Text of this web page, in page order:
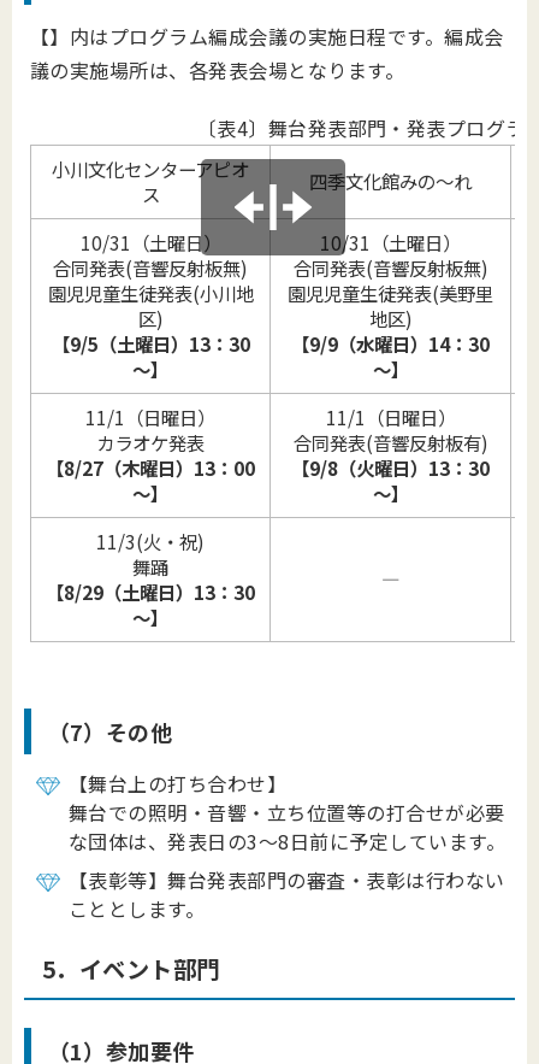
【】内はプログラム編成会議の実施日程です。編成会
議の実施場所は、各発表会場となります。
〔表4〕舞台発表部門・発表プログラ
小川文化センターアピオ
ス
四季文化館みの～れ
10/31（土曜日）
合同発表(音響反射板無)
園児児童生徒発表(小川地
区)
【9/5（土曜日）13：30
～】
10/31（土曜日）
合同発表(音響反射板無)
園児児童生徒発表(美野里
地区)
【9/9（水曜日）14：30
～】
11/1（日曜日）
カラオケ発表
【8/27（木曜日）13：00
～】
11/1（日曜日）
合同発表(音響反射板有)
【9/8（火曜日）13：30
～】
11/3(火・祝)
舞踊
【8/29（土曜日）13：30
～】
―
（7）その他
【舞台上の打ち合わせ】
舞台での照明・音響・立ち位置等の打合せが必要
な団体は、発表日の3～8日前に予定しています。
【表彰等】舞台発表部門の審査・表彰は行わない
こととします。
5．イベント部門
（1）参加要件